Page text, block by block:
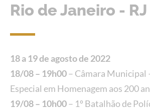
Rio de Janeiro - RJ
18 a 19 de agosto de 2022
18/08 – 19h00– Câmara Municipal
Especial em Homenagem aos 200
19/08 – 10h00– 1º Batalhão de